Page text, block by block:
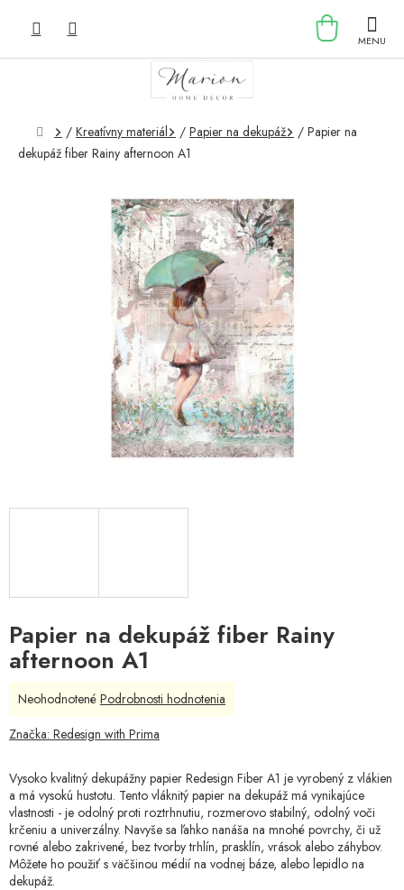
KOŠÍK
Domov
/ Kreatívny materiál / Papier na dekupáž / Papier na
dekupáž fiber Rainy afternoon A1
Papier na dekupáž fiber Rainy
afternoon A1
Vysoko kvalitný dekupážny papier Redesign Fiber A1 je vyrobený z vlákien
a má vysokú hustotu. Tento vláknitý papier na dekupáž má vynikajúce
vlastnosti - je odolný proti roztrhnutiu, rozmerovo stabilný, odolný voči
krčeniu a univerzálny. Navyše sa ľahko nanáša na mnohé povrchy, či už
rovné alebo zakrivené, bez tvorby trhlín, prasklín, vrások alebo záhybov.
Môžete ho použiť s väčšinou médií na vodnej báze, alebo lepidlo na
dekupáž.
Priemerné
produktu
z
5
hviezdičiek.
Neohodnotené Podrobnosti hodnotenia
Značka: Redesign with Prima